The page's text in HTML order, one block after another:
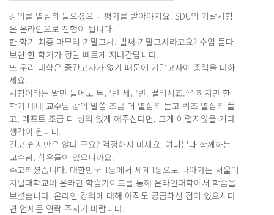
강의를 열심히 들으셨으니 평가를 받아야지요. SDU의 기말시험
은 온라인으로 진행이 됩니다.
한 학기 최종 마무리 기말고사. 벌써 기말고사라고요? 수업 듣다
보면 한 학기가 정말 빠르게 지나간답니다.
또 우리 대학은 중간고사가 없기 때문에 기말고사에 총력을 다하
세요.
시험이라는 말만 들어도 두근반 세근반. 떨리시죠.^^ 하지만 한
학기 내내 교수님 강의 말씀 조금 더 열심히 듣고 퀴즈 열심히 풀
고, 레포트 조금 더 성의 있게 해주신다면, 크게 어렵지않을 거라
생각이 됩니다.
결코 쉽지만은 않다 구요? 걱정하지 마세요. 여러분과 함께하는
교수님, 학우들이 있으니까요.
수고하셨습니다. 대한민국 1등에서 세계1등으로 나아가는 서울디
지털대학교의 온라인 학습가이드를 통해 온라인대학에서 학습을
보셨습니다. 온라인 강의에 대해 아직도 궁금하신 점이 있으시다
면 언제든 연락 주시기 바랍니다.